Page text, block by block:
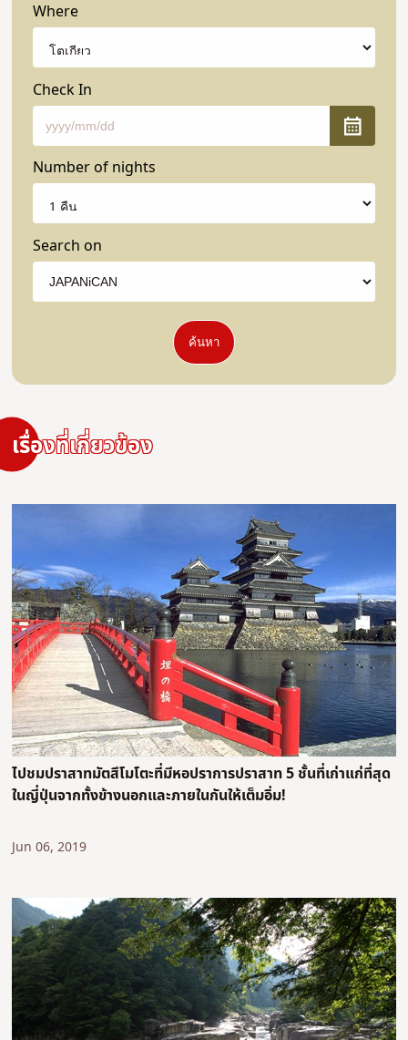
Where
Check In
Number of nights
Search on
ค้นหา
เรื่องที่เกี่ยวข้อง
ไปชมปราสาทมัตสึโมโตะที่มีหอปราการปราสาท 5 ชั้นที่เก่าแก่ที่สุด
ในญี่ปุ่นจากทั้งข้างนอกและภายในกันให้เต็มอิ่ม!
Jun 06, 2019